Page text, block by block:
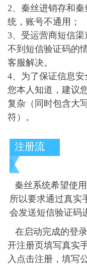
2、秦丝进销存和
统，账号不通用；
3、受运营商短信
不到短信验证码的
客服解决。
4、为了保证信息
您本人知道，建议
复杂（同时包含大
符）。
注册流
程
秦丝系统希望使
所以要求通过真实
会发送短信验证码
在启动完成的登
开注册页填写真实
入点击注册，填写